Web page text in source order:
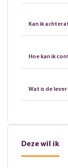
Kan ik
Hoe kan ik
Wat is de
Deze wil ik